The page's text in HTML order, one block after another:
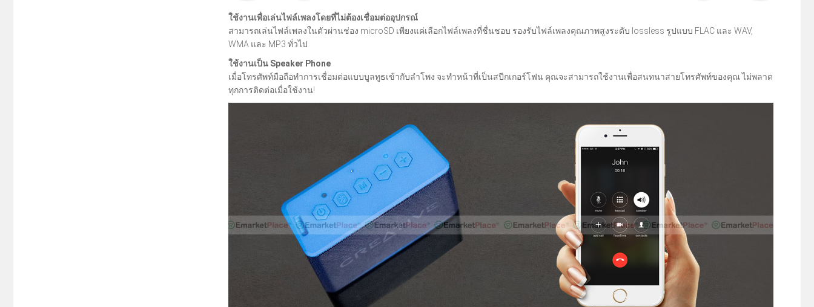
ใช้งานเพื่อเล่นไฟล์เพลงโดยที่ไม่ต้องเชื่อมต่ออุปกรณ์
สามารถเล่นไฟล์เพลงในตัวผ่านช่อง microSD เพียงแค่เลือกไฟล์เพลงที่ชื่นชอบ รองรับไฟล์เพลงคุณภาพสูงระดับ lossless รูปแบบ FLAC และ WAV,
WMA และ MP3 ทั่วไป
ใช้งานเป็น Speaker Phone
เมื่อโทรศัพท์มือถือทำการเชื่อมต่อแบบบูลทูธเข้ากับลำโพง จะทำหน้าที่เป็นสปีกเกอร์โฟน คุณจะสามารถใช้งานเพื่อสนทนาสายโทรศัพท์ของคุณ ไม่พลาด
ทุกการติดต่อเมื่อใช้งาน!